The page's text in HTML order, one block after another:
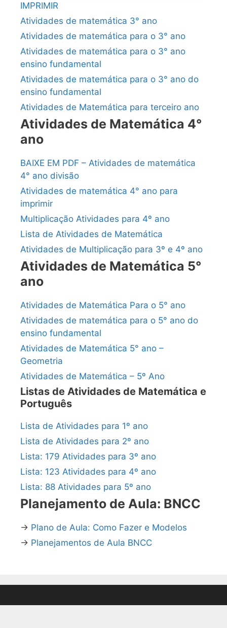
IMPRIMIR
Atividades de matemática 3° ano
Atividades de matemática para o 3° ano
Atividades de matemática para o 3° ano
ensino fundamental
Atividades de matemática para o 3° ano do
ensino fundamental
Atividades de Matemática para terceiro ano
Atividades de Matemática 4°
ano
BAIXE EM PDF – Atividades de matemática
4° ano divisão
Atividades de matemática 4° ano para
imprimir
Multiplicação Atividades para 4º ano
Lista de Atividades de Matemática
Atividades de Multiplicação para 3º e 4º ano
Atividades de Matemática 5°
ano
Atividades de Matemática Para o 5° ano
Atividades de matemática para o 5° ano do
ensino fundamental
Atividades de Matemática 5° ano –
Geometria
Atividades de Matemática – 5º Ano
Listas de Atividades de Matemática e
Português
Lista de Atividades para 1º ano
Lista de Atividades para 2º ano
Lista: 179 Atividades para 3º ano
Lista: 123 Atividades para 4º ano
Lista: 88 Atividades para 5º ano
Planejamento de Aula: BNCC
→ Plano de Aula: Como Fazer e Modelos
→ Planejamentos de Aula BNCC